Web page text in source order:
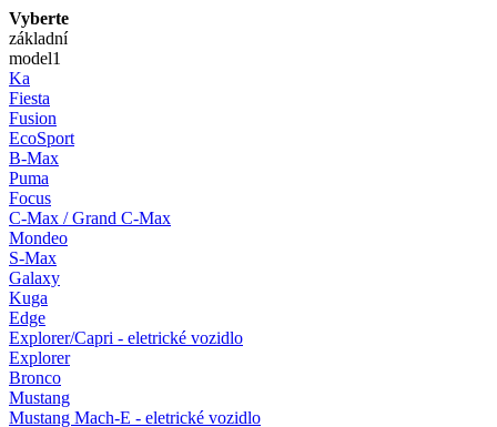
Vyberte
základní
model1
Ka
Fiesta
Fusion
EcoSport
B-Max
Puma
Focus
C-Max / Grand C-Max
Mondeo
S-Max
Galaxy
Kuga
Edge
Explorer/Capri - eletrické vozidlo
Explorer
Bronco
Mustang
Mustang Mach-E - eletrické vozidlo